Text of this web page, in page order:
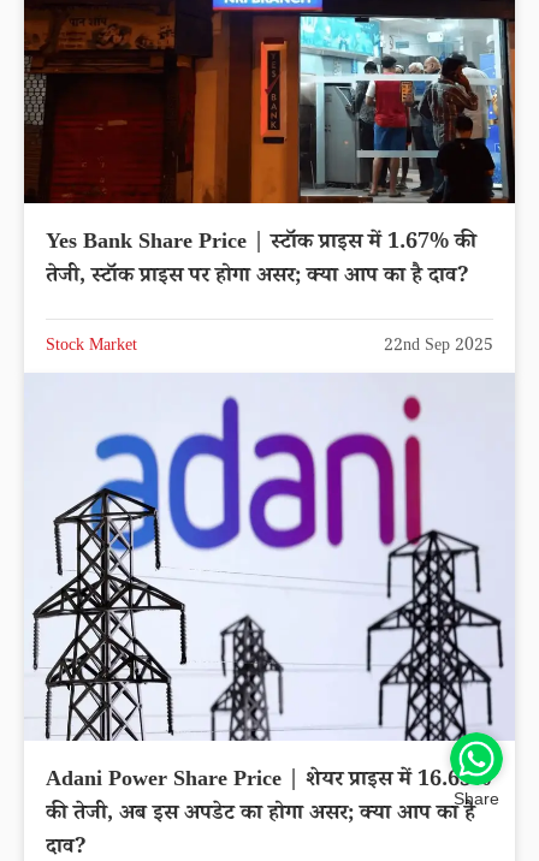
Yes Bank Share Price | स्टॉक प्राइस में 1.67% की
तेजी, स्टॉक प्राइस पर होगा असर; क्या आप का है दाव?
Stock Market 22nd Sep 2025
Adani Power Share Price | शेयर प्राइस में 16.65%
की तेजी, अब इस अपडेट का होगा असर; क्या आप का है
दाव?
Share